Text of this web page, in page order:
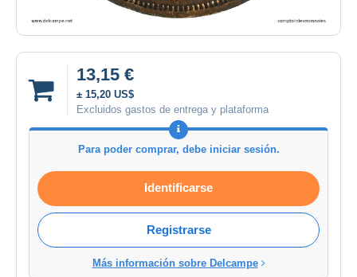
13,15 €
± 15,20 US$
Excluidos gastos de entrega y plataforma
Para poder comprar, debe iniciar sesión.
Identificarse
Registrarse
Más información sobre Delcampe